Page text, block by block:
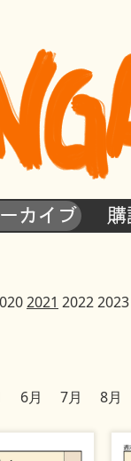
カイブ
2021 20222023
6月 7月 8月